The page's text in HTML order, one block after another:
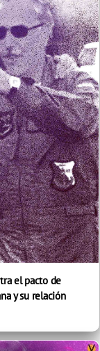
el pacto de
y su relación